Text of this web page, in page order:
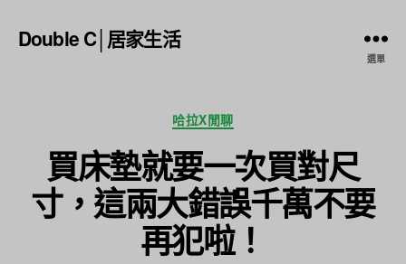
Double C│居家生活
選單
分
類
哈拉X閒聊
買床墊就要一次買對尺
寸，這兩大錯誤千萬不要
再犯啦！